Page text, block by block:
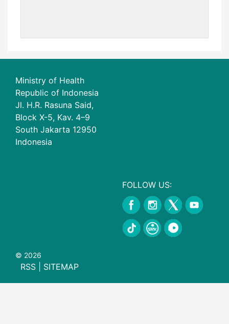
Ministry of Health
Republic of Indonesia
Jl. H.R. Rasuna Said,
Block X-5, Kav. 4–9
South Jakarta 12950
Indonesia
FOLLOW US:
© 2026
RSS SITEMAP